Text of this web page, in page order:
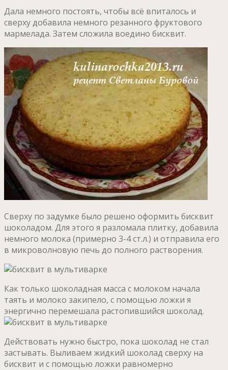
Дала немного постоять, чтобы всё впиталось и
сверху добавила немного резанного фруктового
мармелада. Затем сложила воедино бисквит.
Сверху по задумке было решено оформить бисквит
шоколадом. Для этого я разломала плитку, добавила
немного молока (примерно 3-4 ст.л.) и отправила его
в микроволновую печь до полного растворения.
Как только шоколадная масса с молоком начала
таять и молоко закипело, с помощью ложки я
энергично перемешала растопившийся шоколад.
Действовать нужно быстро, пока шоколад не стал
застывать. Выливаем жидкий шоколад сверху на
бисквит и с помощью ложки равномерно